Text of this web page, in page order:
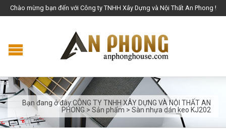
Chào mừng bạn đến với Công ty TNHH Xây Dựng và Nội Thất An Phong !
Bạn đang ở đây:CÔNG TY TNHH XÂY DỰNG VÀ NỘI THẤT AN
PHONG > Sản phẩm > Sàn nhựa dán keo KJ202